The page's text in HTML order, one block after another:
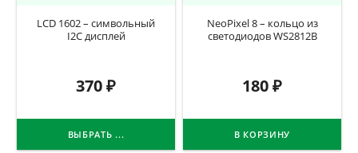
LCD 1602 – символьный
I2C дисплей
370₽
ВЫБРАТЬ ...
NeoPixel 8 – кольцо из
светодиодов WS2812B
180₽
В КОРЗИНУ